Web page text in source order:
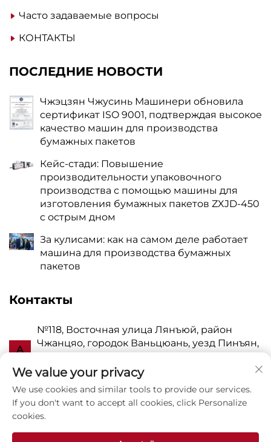
Часто задаваемые вопросы
КОНТАКТЫ
ПОСЛЕДНИЕ НОВОСТИ
Чжэцзян Чжусинь Машинери обновила
сертификат ISO 9001, подтверждая высокое
качество машин для производства
бумажных пакетов
Кейс-стади: Повышение
производительности упаковочного
производства с помощью машины для
изготовления бумажных пакетов ZXJD-450
с острым дном
За кулисами: как на самом деле работает
машина для производства бумажных
пакетов
Контакты
А
№118, Восточная улица Лянъюй, район
Чжанцяо, городок Ваньцюань, уезд Пинъян,
325409
P 8615988795434
We value your privacy
We use cookies and similar tools to provide our services.
If you don't want to accept all cookies, click Personalize
cookies.